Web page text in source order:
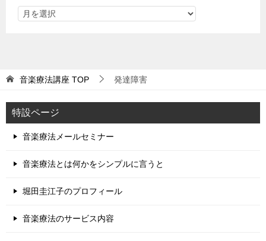
音楽療法講座 TOP 発達障害
特設ページ
音楽療法メールセミナー
音楽療法とは何かをシンプルに言うと
堀田圭江子のプロフィール
音楽療法のサービス内容